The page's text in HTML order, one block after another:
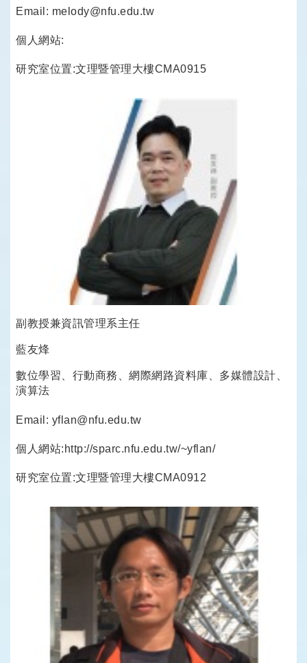
Email: melody@nfu.edu.tw
個人網站:
研究室位置:文理暨管理大樓CMA0915
副教授兼資訊管理系主任
藍友烽
數位學習、行動商務、網際網路資料庫、多媒體設計、
演算法
Email: yflan@nfu.edu.tw
個人網站:http://sparc.nfu.edu.tw/~yflan/
研究室位置:文理暨管理大樓CMA0912